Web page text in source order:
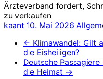
Ärzteverband fordert,
zu verkaufen
kaant 10. Mai 2026
← Klimawandel: Gilt
die Eisheiligen?
Deutsche Passagiere
die Heimat →